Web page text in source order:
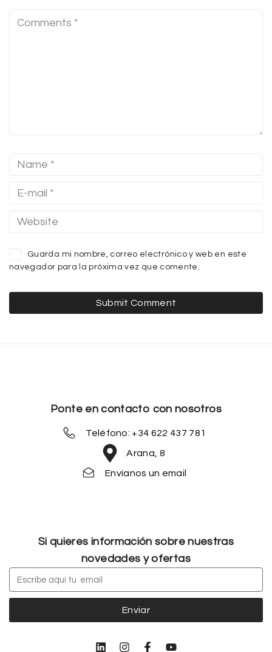
Guarda mi nombre, correo electrónico y web en este
navegador para la próxima vez que comente.
Ponte en contacto con nosotros
Teléfono: +34 622 437 781
Arana, 8
Envíanos un email
Si quieres información sobre nuestras
novedades y ofertas
Enviar